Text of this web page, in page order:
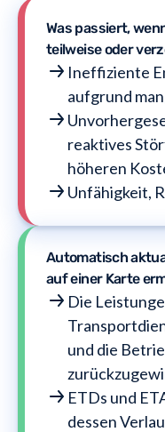
Was passiert,
teilweise oder
Ineffiziente
aufgrund
reaktives
höheren
Unfähigkeit,
Automatisch
auf einer Karte
Die
und die
ETDs und
dessen